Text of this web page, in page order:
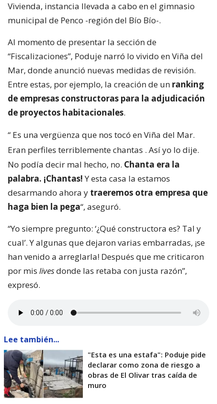
Vivienda, instancia llevada a cabo en el gimnasio
municipal de Penco -región del Bío Bío-.
Al momento de presentar la sección de
“Fiscalizaciones”, Poduje narró lo vivido en Viña del
Mar, donde anunció nuevas medidas de revisión.
Entre estas, por ejemplo, la creación de un ranking
de empresas constructoras para la adjudicación
de proyectos habitacionales.
“ Es una vergüenza que nos tocó en Viña del Mar.
Eran perfiles terriblemente chantas . Así yo lo dije.
No podía decir mal hecho, no. Chanta era la
palabra. ¡Chantas!Y esta casa la estamos
desarmando ahora y traeremos otra empresa que
haga bien la pega“, aseguró.
“Yo siempre pregunto: ‘¿Qué constructora es? Tal y
cual’. Y algunas que dejaron varias embarradas, ¡se
han venido a arreglarla! Después que me criticaron
por mis livesdonde las retaba con justa razón”,
expresó.
Lee también...
"Esta es una estafa": Poduje pide
declarar como zona de riesgo a
obras de El Olivar tras caída de
muro